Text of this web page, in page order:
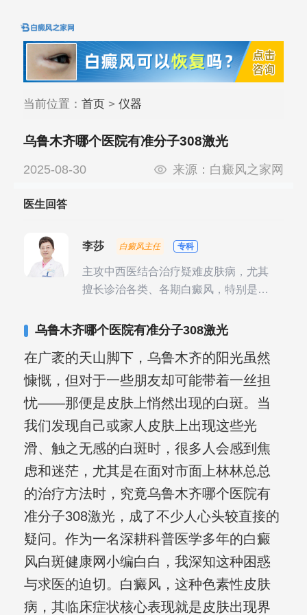
当前位置： 首页> 仪器
乌鲁木齐哪个医院有准分子308激光
2025-08-30 来源： 白癜风之家网
医生回答
李莎 白癜风主任 专科
主攻中西医结合治疗疑难皮肤病，尤其
擅长诊治各类、各期白癜风，特别是对
复发期;临床运用中医的辨证施治，理法
乌鲁木齐哪个医院有准分子308激光
在广袤的天山脚下，乌鲁木齐的阳光虽然
慷慨，但对于一些朋友却可能带着一丝担
忧——那便是皮肤上悄然出现的白斑。当
我们发现自己或家人皮肤上出现这些光
滑、触之无感的白斑时，很多人会感到焦
虑和迷茫，尤其是在面对市面上林林总总
的治疗方法时，究竟乌鲁木齐哪个医院有
准分子308激光，成了不少人心头较直接的
疑问。作为一名深耕科普医学多年的白癜
风白斑健康网小编白白，我深知这种困惑
与求医的迫切。白癜风，这种色素性皮肤
病，其临床症状核心表现就是皮肤出现界